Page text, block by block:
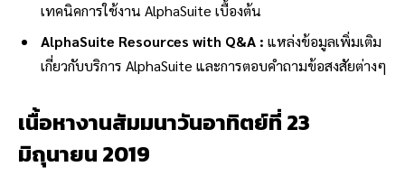
เทคนิคการใช้งาน AlphaSuite เบื้องต้น
AlphaSuite Resources with Q&A : แหล่งข้อมูลเพิ่มเติม
เกี่ยวกับบริการ AlphaSuite และการตอบคำถามข้อสงสัยต่างๆ
เนื้อหางานสัมมนาวันอาทิตย์ที่ 23
มิถุนายน 2019